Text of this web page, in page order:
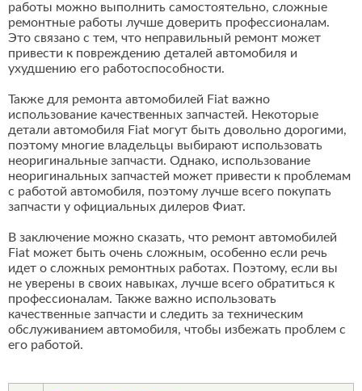
работы можно выполнить самостоятельно, сложные
ремонтные работы лучше доверить профессионалам.
Это связано с тем, что неправильный ремонт может
привести к повреждению деталей автомобиля и
ухудшению его работоспособности.
Также для ремонта автомобилей Fiat важно
использование качественных запчастей. Некоторые
детали автомобиля Fiat могут быть довольно дорогими,
поэтому многие владельцы выбирают использовать
неоригинальные запчасти. Однако, использование
неоригинальных запчастей может привести к проблемам
с работой автомобиля, поэтому лучше всего покупать
запчасти у официальных дилеров Фиат.
В заключение можно сказать, что ремонт автомобилей
Fiat может быть очень сложным, особенно если речь
идет о сложных ремонтных работах. Поэтому, если вы
не уверены в своих навыках, лучше всего обратиться к
профессионалам. Также важно использовать
качественные запчасти и следить за техническим
обслуживанием автомобиля, чтобы избежать проблем с
его работой.